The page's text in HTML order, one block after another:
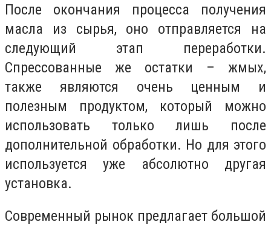
После окончания процесса получения
масла из сырья, оно отправляется на
следующий этап переработки.
Спрессованные же остатки – жмых,
также являются очень ценным и
полезным продуктом, который можно
использовать только лишь после
дополнительной обработки. Но для этого
используется уже абсолютно другая
установка.
Современный рынок предлагает большой